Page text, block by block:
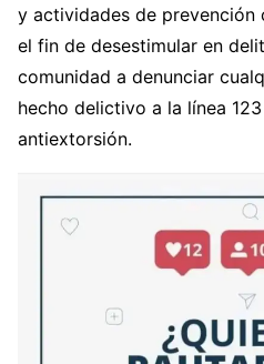
y actividades de prevención
el fin de desestimular en
comunidad a denunciar
hecho delictivo a la línea
antiextorsión.